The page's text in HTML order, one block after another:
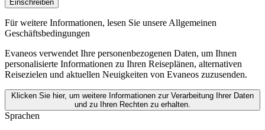
Einschreiben
Für weitere Informationen, lesen Sie unsere Allgemeinen
Geschäftsbedingungen
Evaneos verwendet Ihre personenbezogenen Daten, um Ihnen
personalisierte Informationen zu Ihren Reiseplänen, alternativen
Reisezielen und aktuellen Neuigkeiten von Evaneos zuzusenden.
Klicken Sie hier, um weitere Informationen zur Verarbeitung Ihrer Daten
und zu Ihren Rechten zu erhalten.
Sprachen